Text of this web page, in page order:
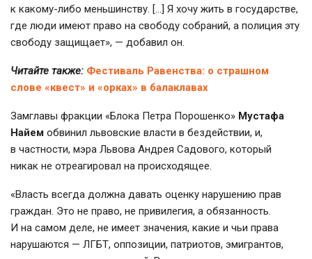
к какому-либо меньшинству. […] Я хочу жить в государстве,
где люди имеют право на свободу собраний, а полиция эту
свободу защищает», — добавил он.
Читайте также: Фестиваль Равенства: о страшном
слове «квест» и «орках» в балаклавах
Замглавы фракции «Блока Петра Порошенко» Мустафа
Найем обвинил львовские власти в бездействии, и,
в частности, мэра Львова Андрея Садового, который
никак не отреагировал на происходящее.
«Власть всегда должна давать оценку нарушению прав
граждан. Это не право, не привилегия, а обязанность.
И на самом деле, не имеет значения, какие и чьи права
нарушаются — ЛГБТ, оппозиции, патриотов, эмигрантов,